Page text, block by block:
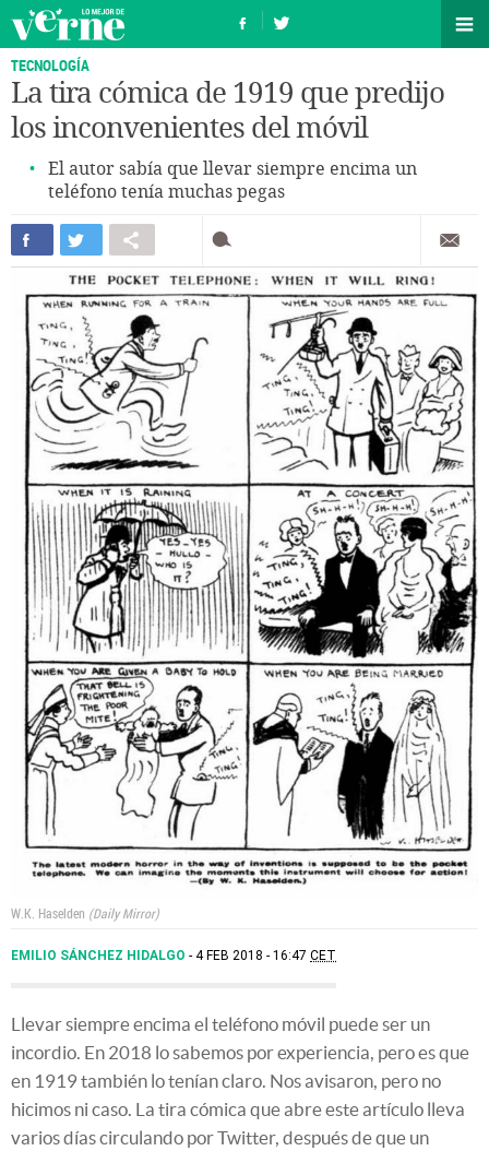
TECNOLOGÍA
La tira cómica de 1919 que predijo
los inconvenientes del móvil
El autor sabía que llevar siempre encima un
teléfono tenía muchas pegas
W.K. Haselden Daily Mirror
EMILIO SÁNCHEZ HIDALGO 4 FEB 2018 - 16:47 CET
Llevar siempre encima el teléfono móvil puede ser un
incordio. En 2018 lo sabemos por experiencia, pero es que
en 1919 también lo tenían claro. Nos avisaron, pero no
hicimos ni caso. La tira cómica que abre este artículo lleva
varios días circulando por Twitter, después de que un